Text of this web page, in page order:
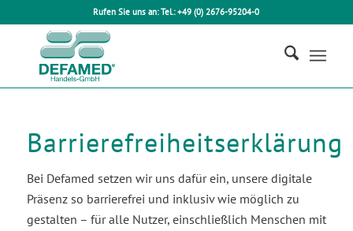
Rufen Sie uns an: Tel.: +49 (0) 2676-95204-0
Barrierefreiheitserklärung
Bei Defamed setzen wir uns dafür ein, unsere digitale
Präsenz so barrierefrei und inklusiv wie möglich zu
gestalten – für alle Nutzer, einschließlich Menschen mit